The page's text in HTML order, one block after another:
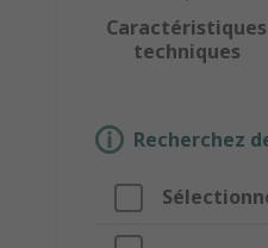
Caractéristiques
techniques
Recherchez